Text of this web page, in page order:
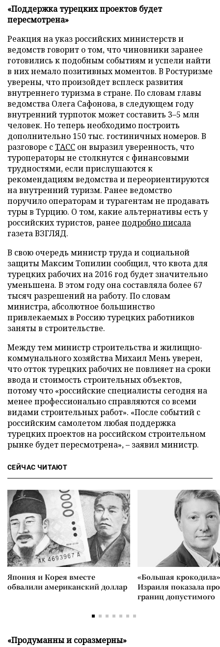
«Поддержка турецких проектов будет
пересмотрена»
Реакция на указ российских министерств и
ведомств говорит о том, что чиновники заранее
готовились к подобным событиям и успели найти
в них немало позитивных моментов. В Ростуризме
уверены, что произойдет всплеск развития
внутреннего туризма в стране. По словам главы
ведомства Олега Сафонова, в следующем году
внутренний турпоток может составить 3–5 млн
человек. Но теперь необходимо построить
дополнительно 150 тыс. гостиничных номеров. В
разговоре сТАСС он выразил уверенность, что
туроператоры не столкнутся с финансовыми
трудностями, если прислушаются к
рекомендациям ведомства и переориентируются
на внутренний туризм. Ранее ведомство
поручило операторам и турагентам не продавать
туры в Турцию. О том, какие альтернативы есть у
российских туристов, ранее подробно писала
газета ВЗГЛЯД.
В свою очередь министр труда и социальной
защиты Максим Топилин сообщил, что квота для
турецких рабочих на 2016 год будет значительно
уменьшена. В этом году она составляла более 67
тысяч разрешений на работу. По словам
министра, абсолютное большинство
привлекаемых в Россию турецких работников
заняты в строительстве.
Между тем министр строительства и жилищно-
коммунального хозяйства Михаил Мень уверен,
что отток турецких рабочих не повлияет на сроки
ввода и стоимость строительных объектов,
потому что «российские специалисты сегодня на
менее профессионально справляются со всеми
видами строительных работ». «После событий с
российским самолетом любая поддержка
турецких проектов на российском строительном
рынке будет пересмотрена», – заявил министр.
СЕЙЧАС ЧИТАЮТ
Япония и Корея вместе
обвалили американский доллар
«Большая
Израиля показала
границ допустимого
«Продуманны и соразмерны»